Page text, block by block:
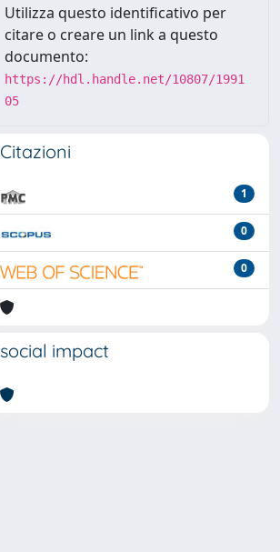
Utilizza questo identificativo per
citare o creare un link a questo
documento:
https://hdl.handle.net/10807/1991
05
Citazioni
1
0
0
social impact